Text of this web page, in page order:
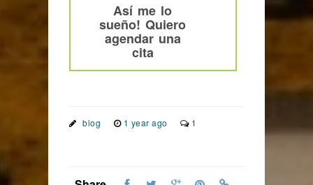
Así me lo
sueño! Quiero
agendar una
cita
blog 1 year ago 1